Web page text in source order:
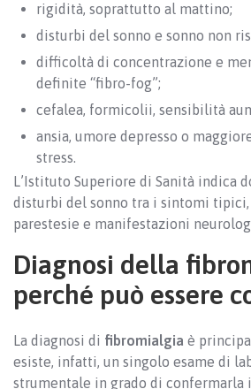
rigidità, soprattutto al mattino;
disturbi del sonno e sonno non
difficoltà di concentrazione e
definite “fibro-fog”;
cefalea, formicolii, sensibilità
ansia, umore depresso o
stress.
L’Istituto Superiore di Sanità indica
disturbi del sonno tra i sintomi
parestesie e manifestazioni
Diagnosi della
perché può essere
La diagnosi di fibromialgia è
esiste, infatti, un singolo esame di
strumentale in grado di